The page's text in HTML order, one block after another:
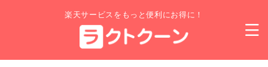
楽天サービスをもっと便利にお得に！